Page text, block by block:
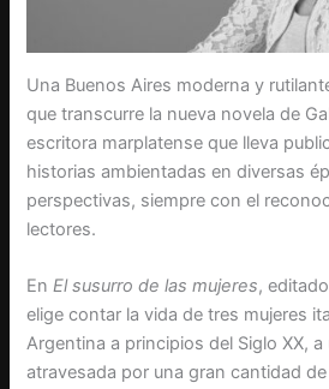
Una Buenos Aires moderna y
que transcurre la nueva novela de
escritora marplatense que lleva
historias ambientadas en diversas
perspectivas, siempre con el
lectores.
EnEl susurro de las mujeres,
elige contar la vida de tres mujeres
Argentina a principios del Siglo XX, a
atravesada por una gran cantidad